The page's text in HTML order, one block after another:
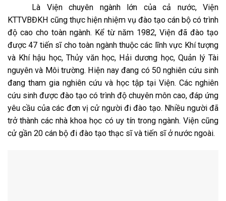
Là Viện chuyên ngành lớn của cả nước, Viện
KTTVBĐKH cũng thực hiện nhiệm vụ đào tạo cán bộ có trình
độ cao cho toàn ngành. Kể từ năm 1982, Viện đã đào tạo
được 47 tiến sĩ cho toàn ngành thuộc các lĩnh vực Khí tượng
và Khí hậu học, Thủy văn học, Hải dương học, Quản lý Tài
nguyên và Môi trường. Hiện nay đang có 50 nghiên cứu sinh
đang tham gia nghiên cứu và học tập tại Viện. Các nghiên
cứu sinh được đào tạo có trình độ chuyên môn cao, đáp ứng
yêu cầu của các đơn vị cử người đi đào tạo. Nhiều người đã
trở thành các nhà khoa học có uy tín trong ngành. Viện cũng
cử gần 20 cán bộ đi đào tạo thạc sĩ và tiến sĩ ở nước ngoài.